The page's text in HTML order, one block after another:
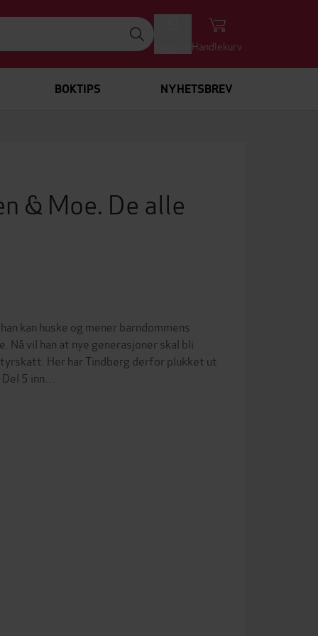
Handlekurv
BOKTIPS NYHETSBREV
& Moe. De alle
kan huske og mener barndommens
vil han at nye generasjoner skal bli
Her har Tindberg derfor plukket ut
5 inn…